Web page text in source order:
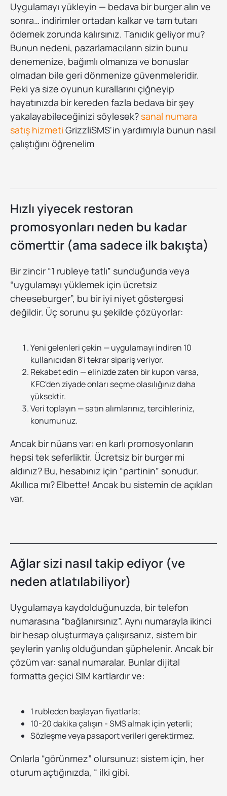
Uygulamayı yükleyin — bedava bir burger alın ve
sonra… indirimler ortadan kalkar ve tam tutarı
ödemek zorunda kalırsınız. Tanıdık geliyor mu?
Bunun nedeni, pazarlamacıların sizin bunu
denemenize, bağımlı olmanıza ve bonuslar
olmadan bile geri dönmenize güvenmeleridir.
Peki ya size oyunun kurallarını çiğneyip
hayatınızda bir kereden fazla bedava bir şey
yakalayabileceğinizi söylesek?sanal numara
satış hizmeti GrizzliSMS'in yardımıyla bunun nasıl
çalıştığını öğrenelim
Hızlı yiyecek restoran
promosyonları neden bu kadar
cömerttir (ama sadece ilk bakışta)
Bir zincir “1 rubleye tatlı” sunduğunda veya
“uygulamayı yüklemek için ücretsiz
cheeseburger”, bu bir iyi niyet göstergesi
değildir. Üç sorunu şu şekilde çözüyorlar:
Yeni gelenleri çekin — uygulamayı indiren 10
kullanıcıdan 8'i tekrar sipariş veriyor.
Rekabet edin — elinizde zaten bir kupon varsa,
KFC'den ziyade onları seçme olasılığınız daha
yüksektir.
Veri toplayın — satın alımlarınız, tercihleriniz,
konumunuz.
Ancak bir nüans var: en karlı promosyonların
hepsi tek seferliktir. Ücretsiz bir burger mi
aldınız? Bu, hesabınız için “partinin” sonudur.
Akıllıca mı? Elbette! Ancak bu sistemin de açıkları
var.
Ağlar sizi nasıl takip ediyor (ve
neden atlatılabiliyor)
Uygulamaya kaydolduğunuzda, bir telefon
numarasına “bağlanırsınız”. Aynı numarayla ikinci
bir hesap oluşturmaya çalışırsanız, sistem bir
şeylerin yanlış olduğundan şüphelenir. Ancak bir
çözüm var: sanal numaralar. Bunlar dijital
formatta geçici SIM kartlardır ve:
1 rubleden başlayan fiyatlarla;
10-20 dakika çalışın - SMS almak için yeterli;
Sözleşme veya pasaport verileri gerektirmez.
Onlarla “görünmez” olursunuz: sistem için, her
oturum açtığınızda, “ ilki gibi.